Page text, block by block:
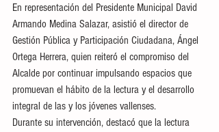
En representación del Presidente Municipal David
Armando Medina Salazar, asistió el director de
Gestión Pública y Participación Ciudadana, Ángel
Ortega Herrera, quien reiteró el compromiso del
Alcalde por continuar impulsando espacios que
promuevan el hábito de la lectura y el desarrollo
integral de las y los jóvenes vallenses.
Durante su intervención, destacó que la lectura